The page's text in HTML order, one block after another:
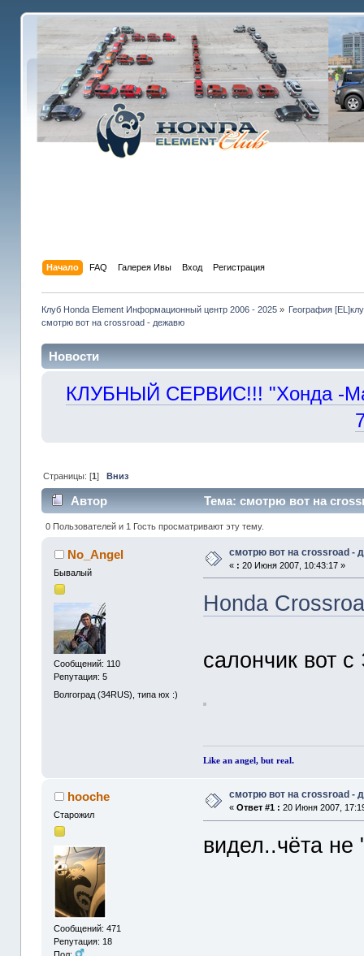
Начало FAQ Галерея Ивы Вход Регистрация
Клуб Honda Element Информационный центр 2006 - 2025» География
смотрю вот на crossroad - дежавю
Новости
КЛУБНЫЙ СЕРВИС!!! "Хонда -
Страницы: [1] Вниз
Автор Тема: смотрю вот на
0 Пользователей и 1 Гость просматривают эту тему.
No_Angel
Бывалый
Сообщений: 110
Репутация: 5
Волгоград (34RUS), типа юх :)
смотрю вот на crossroad -
« : 20 Июня 2007, 10:43:17 »
Honda
салончик вот
Like an angel, but real.
hooche
Старожил
Сообщений: 471
Репутация: 18
смотрю вот на crossroad -
«Ответ #1 : 20 Июня 2007,
видел..чёта не